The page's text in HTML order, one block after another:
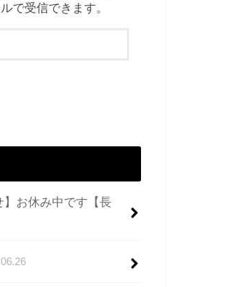
で受信できます。
】お休み中です【長